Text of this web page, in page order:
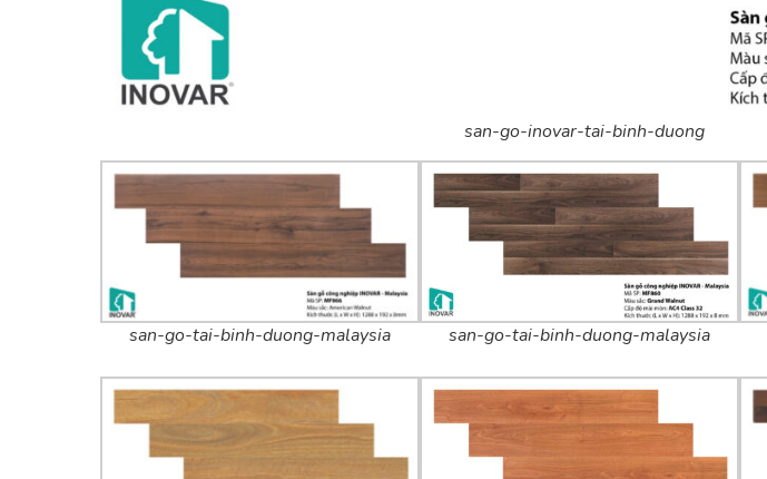
san-go-inovar-tai-binh-duong
san-go-tai-binh-duong-malaysia san-go-tai-binh-duong-malaysia